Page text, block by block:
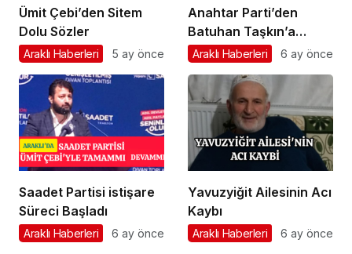
Ümit Çebi’den Sitem
Dolu Sözler
Araklı Haberleri 5 ay önce
Anahtar Parti’den
Batuhan Taşkın’a
Önemli Görev
Araklı Haberleri 6 ay önce
Saadet Partisi istişare
Süreci Başladı
Araklı Haberleri 6 ay önce
Yavuzyiğit Ailesinin Acı
Kaybı
Araklı Haberleri 6 ay önce